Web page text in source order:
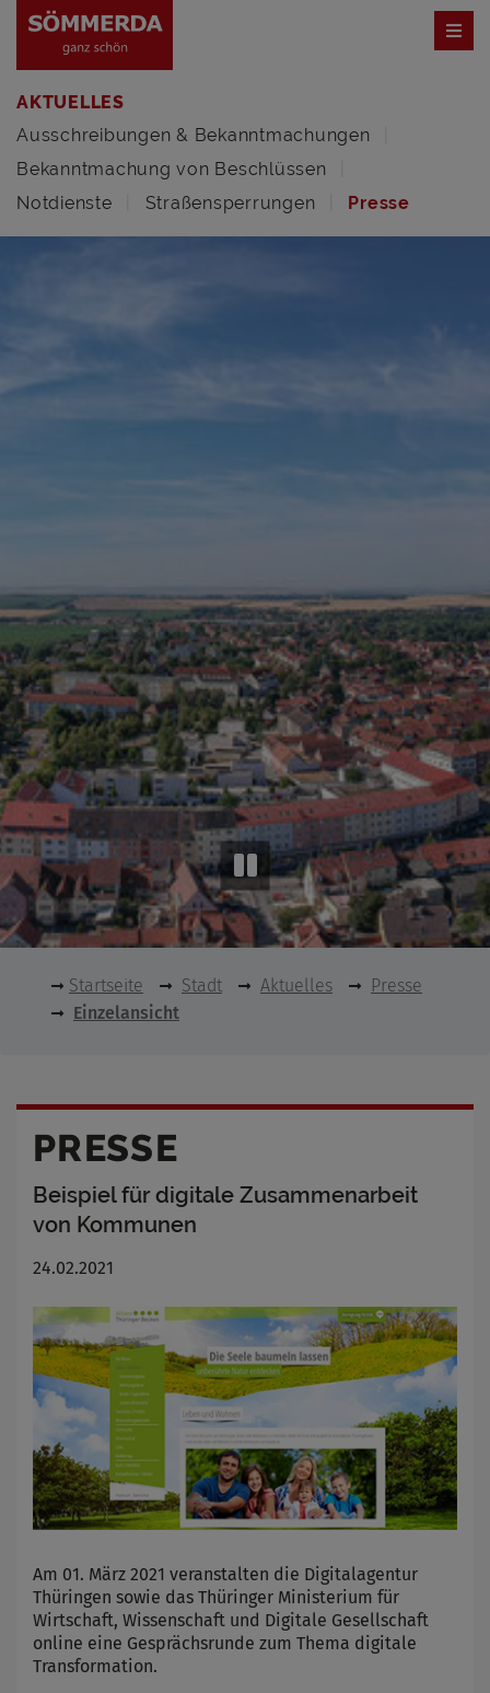
AKTUELLES
Ausschreibungen & Bekanntmachungen
Bekanntmachung von Beschlüssen
Notdienste
Straßensperrungen Presse
Startseite Stadt Aktuelles
Presse
Einzelansicht
PRESSE
Beispiel für digitale Zusammenarbeit
von Kommunen
24.02.2021
Am 01. März 2021 veranstalten die Digitalagentur
Thüringen sowie das Thüringer Ministerium für
Wirtschaft, Wissenschaft und Digitale Gesellschaft
online eine Gesprächsrunde zum Thema digitale
Transformation.